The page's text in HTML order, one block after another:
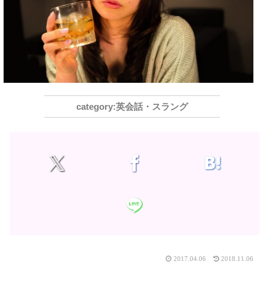
英会話・スラング
2017.04.06 2018.11.06